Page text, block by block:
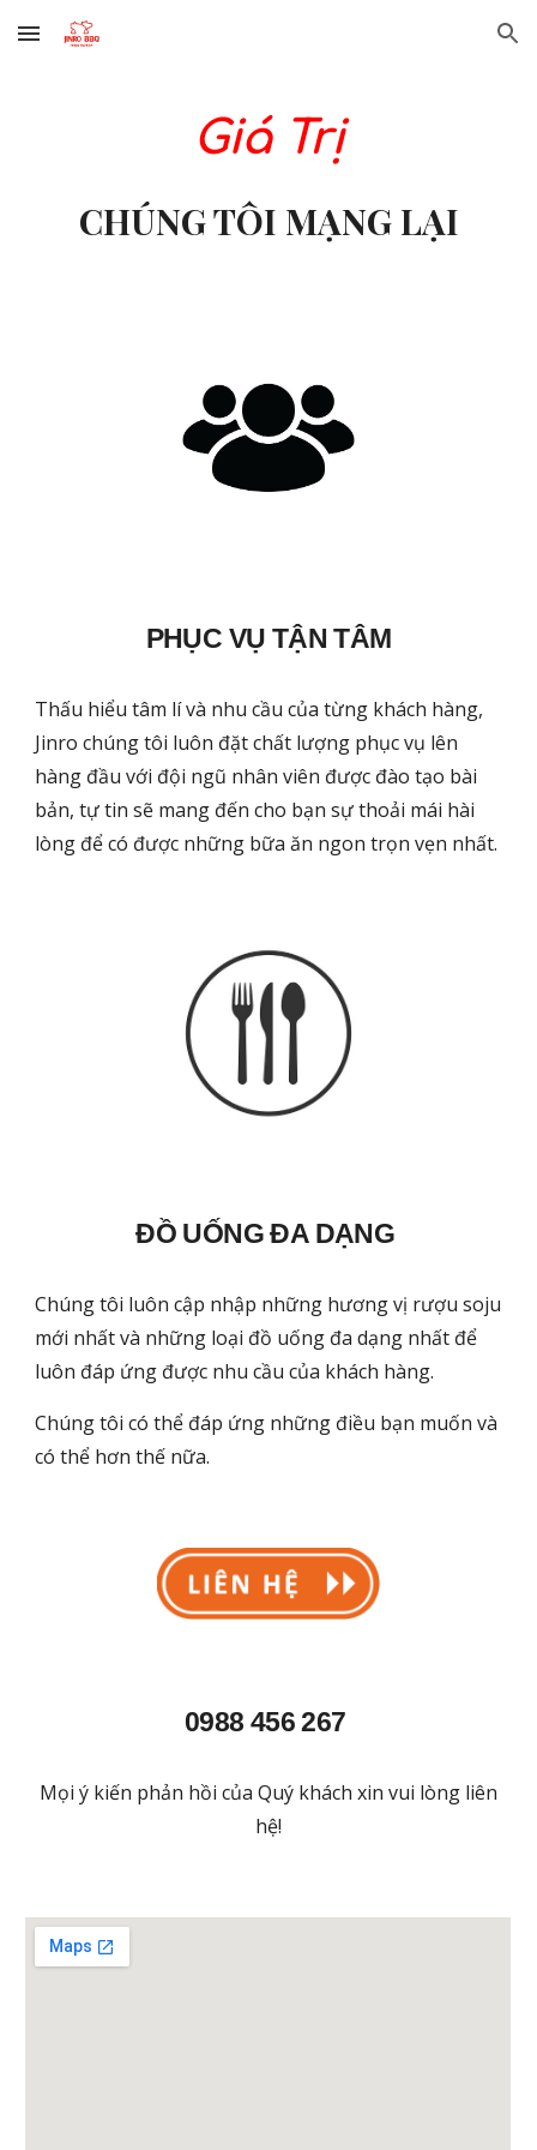
Skip to main content Skip to navigation
Giá Trị
CHÚNG TÔI MẠNG LẠI
PHỤC VỤ TẬN TÂM
Thấu hiểu tâm lí và nhu cầu của từng khách hàng,
Jinro chúng tôi luôn đặt chất lượng phục vụ lên
hàng đầu với đội ngũ nhân viên được đào tạo bài
bản, tự tin sẽ mang đến cho bạn sự thoải mái hài
lòng để có được những bữa ăn ngon trọn vẹn nhất.
ĐỒ UỐNG ĐA DẠNG
Chúng tôi luôn cập nhập những hương vị rượu soju
mới nhất và những loại đồ uống đa dạng nhất để
luôn đáp ứng được nhu cầu của khách hàng.
Chúng tôi có thể đáp ứng những điều bạn muốn và
có thể hơn thế nữa.
0988 456 267
Mọi ý kiến phản hồi của Quý khách xin vui lòng liên
hệ!